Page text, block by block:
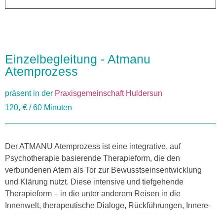
Einzelbegleitung - Atmanu
Atemprozess
präsent in der Praxisgemeinschaft Huldersun
120,-€ / 60 Minuten
Der ATMANU Atemprozess ist eine integrative, auf
Psychotherapie basierende Therapieform, die den
verbundenen Atem als Tor zur Bewusstseinsentwicklung
und Klärung nutzt. Diese intensive und tiefgehende
Therapieform – in die unter anderem Reisen in die
Innenwelt, therapeutische Dialoge, Rückführungen, Innere-